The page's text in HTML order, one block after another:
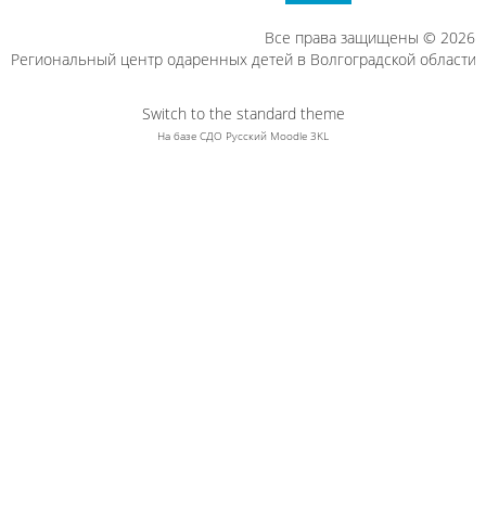
Все права защищены © 2026
Региональный центр одаренных детей в Волгоградской области
На базе СДО Русский Moodle 3KL
Switch to the standard theme